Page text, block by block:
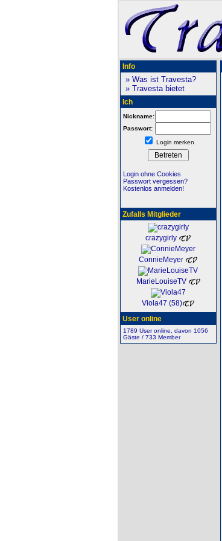
Info
» Was ist Travesta?
» Travesta bietet
Ich
Nickname:
Passwort:
Login merken
Login ohne Cookies
Passwort vergessen?
Kostenlos anmelden!
Zufalls Mitglieder
crazygirly
ConnieMeyer
MarieLouiseTV
Viola47 (58)
User online
1789 User online, davon 1056
Gäste / 733 Member